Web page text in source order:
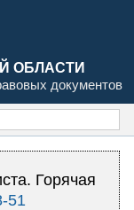
ОБЛАСТИ
документов
Горячая
51